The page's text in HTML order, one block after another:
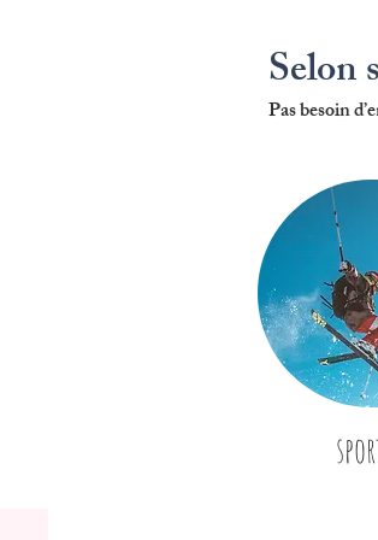
Selon
Pas besoin